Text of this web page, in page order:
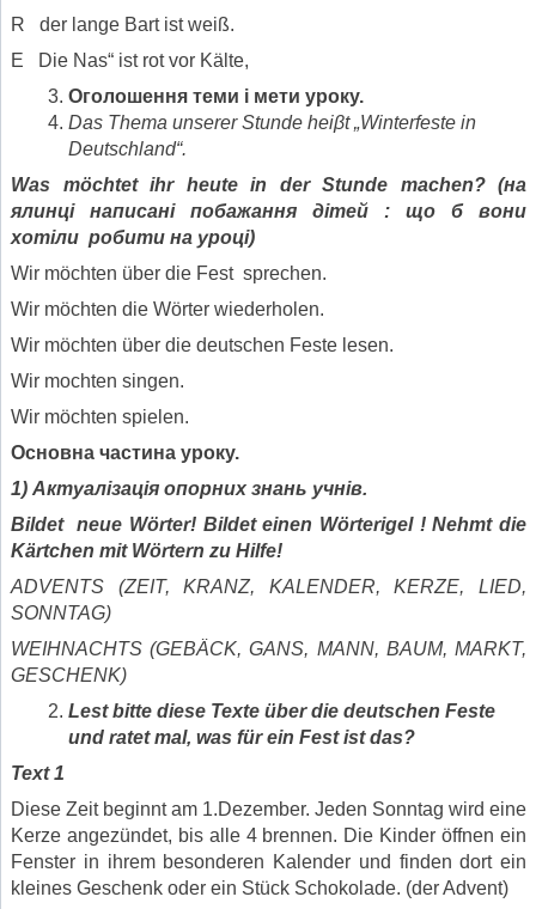
R der lange Bart ist weiß.
E Die Nas“ ist rot vor Kälte,
Оголошення теми і мети уроку.
Das Thema unserer Stunde heiβt „Winterfeste in
Deutschland“.
Was möchtet ihr heute in der Stunde machen? (на
ялинці написані побажання дітей : що б вони
хотіли робити на уроці)
Wir möchten über die Fest sprechen.
Wir möchten die Wörter wiederholen.
Wir möchten über die deutschen Feste lesen.
Wir mochten singen.
Wir möchten spielen.
Основна частина уроку.
1) Актуалізація опорних знань учнів.
Bildet neue Wörter! Bildet einen Wörterigel ! Nehmt die
Kärtchen mit Wörtern zu Hilfe!
ADVENTS (ZEIT, KRANZ, KALENDER, KERZE, LIED,
SONNTAG)
WEIHNACHTS (GEBÄCK, GANS, MANN, BAUM, MARKT,
GESCHENK)
Lest bitte diese Texte über die deutschen Feste
und ratet mal, was für ein Fest ist das?
Text 1
Diese Zeit beginnt am 1.Dezember. Jeden Sonntag wird eine
Kerze angezündet, bis alle 4 brennen. Die Kinder öffnen ein
Fenster in ihrem besonderen Kalender und finden dort ein
kleines Geschenk oder ein Stück Schokolade. (der Advent)